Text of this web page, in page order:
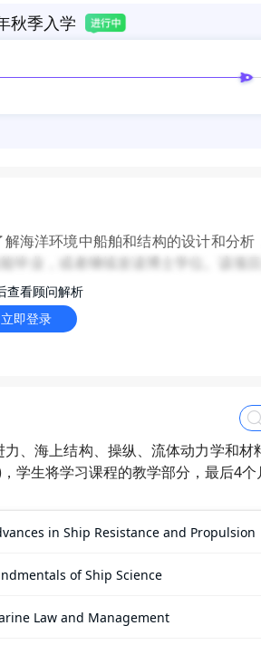
秋季入学
查看顾问解析
立即登录
海洋环境中船舶和结构的设计和分析
毕业，或者继续攻读博士学位。该项
筑师或海洋建筑师，在以下
构、船舶科学、物理、数学方面的学
、海上结构、操纵、流体动力学和材
学生将学习课程的教学部分，最后4
in Ship Resistance and Propulsion
of Ship Science
Law and Management